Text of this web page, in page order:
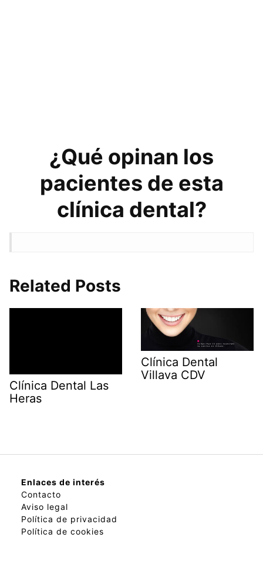
¿Qué opinan los
pacientes de esta
clínica dental?
Related Posts
Clínica Dental Las
Heras
Clínica Dental
Villava CDV
Enlaces de interés
Contacto
Aviso legal
Política de privacidad
Política de cookies